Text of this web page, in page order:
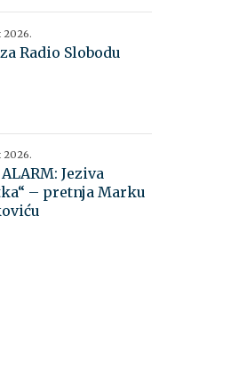
2026.
Radio Slobodu
2026.
Jeziva
– pretnja Marku